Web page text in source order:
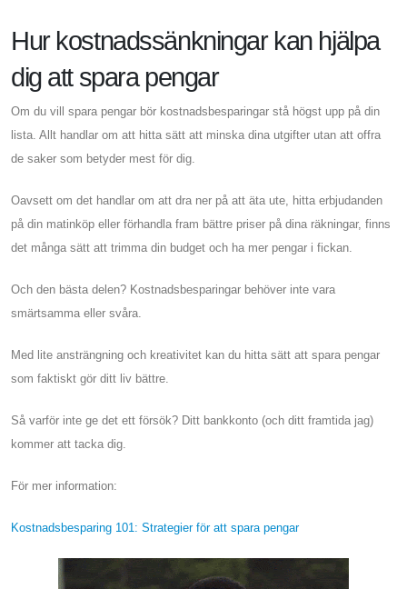
Hur kostnadssänkningar kan hjälpa
dig att spara pengar
Om du vill spara pengar bör kostnadsbesparingar stå högst upp på din
lista. Allt handlar om att hitta sätt att minska dina utgifter utan att offra
de saker som betyder mest för dig.
Oavsett om det handlar om att dra ner på att äta ute, hitta erbjudanden
på din matinköp eller förhandla fram bättre priser på dina räkningar, finns
det många sätt att trimma din budget och ha mer pengar i fickan.
Och den bästa delen? Kostnadsbesparingar behöver inte vara
smärtsamma eller svåra.
Med lite ansträngning och kreativitet kan du hitta sätt att spara pengar
som faktiskt gör ditt liv bättre.
Så varför inte ge det ett försök? Ditt bankkonto (och ditt framtida jag)
kommer att tacka dig.
För mer information:
Kostnadsbesparing 101: Strategier för att spara pengar